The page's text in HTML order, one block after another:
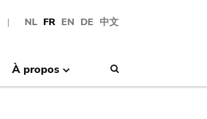
NL FR EN DE 中文
À propos